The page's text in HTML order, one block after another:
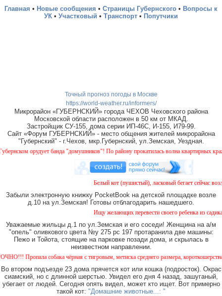
Главная • Новые сообщения • Страницы Губернского • Вопросы к
УК • Участковый • Транспорт • Попутчики
Точный прогноз погоды в Москве
https://world-weather.ru/informers/
Микрорайон «ГУБЕРНСКИЙ» города ЧЕХОВ Чеховского района
Московской области расположен в 50 км от МКАД.
Застройщик СУ-155, дома серии ИП-46С, И-155, И79-99.
Сайт «Форум ГУБЕРНСКИЙ» - место общения жителей микрорайона
"Губернский" - г.Чехов, мкр.Губернский, ул.Земская, Уездная.
орудует банда "домушников"! По району прокатилась волна квартирных краж,
Белый кот (пушистый), ласковый бегает сейчас
Забыли электронную книжку PocketBook на детской площадке возле
д.10 на ул.Земская! Готовы отблагодарить нашедшего.
Ищу желающих перевести своего ребенка из
Уважаемые жильцы д.1 по ул.Земская и его соседи! Женщина на а/м
"опель" оливкового цвета №у 275 рс 197 протаранила две машины:
Пежо и Тойота, стоящие на парковке позади дома, и скрылась в
неизвестном направлении.
собака чёрная с тигровым, метиска среднего размера, короткошерстная.
Во втором подъезде 23 дома прячется кот или кошка (подросток). Окрас
сиамский, но с длинной шерстью. Увидел его дня 4 назад, зашуганый,
убегает от людей. Сегодня опять видел, может кто ищет. Вот примерно
такой кот: "Домашние животные...: "